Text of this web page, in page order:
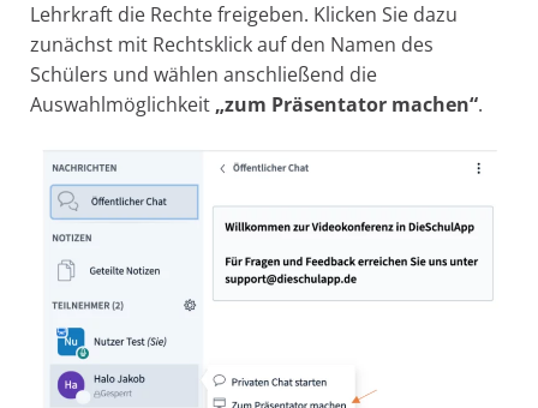
Lehrkraft die Rechte freigeben. Klicken Sie dazu
zunächst mit Rechtsklick auf den Namen des
Schülers und wählen anschließend die
Auswahlmöglichkeit „zum Präsentator machen“.